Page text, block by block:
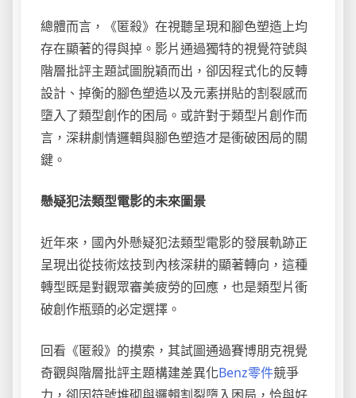
總體而言，《匿殺》在視聽呈現和腳色塑造上均
存在顯著的得與掉。影片通過獨特的視覺符號與
階層批評主題試圖脫穎而出，卻因程式化的反轉
設計、掉衡的腳色塑造以及元素拼貼的割裂感而
墮入了類型創作的困局。或許對于類型片創作而
言，深耕劇情邏輯與腳色塑造才是衝破困局的關
鍵。
懸疑犯法類型電影的未來圖景
近年來，國內外懸疑犯法類型電影的發展軌跡正
呈現出從技術炫技到內核深耕的顯著轉向，這種
轉型既是對觀眾審美疲勞的回應，也是類型片衝
破創作瓶頸的必定選擇。
回看《匿殺》的摸索，其試圖通過賽博朋克視覺
奇觀與階層批評主題構建差異化Benz零件競爭